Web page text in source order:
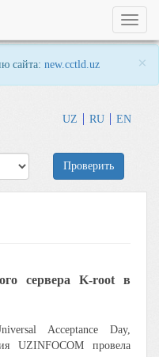
сайта: new.cctld.uz ×
UZ RU EN
Toggle
Проверить
сервера K-root в
Acceptance Day,
UZINFOCOM провела